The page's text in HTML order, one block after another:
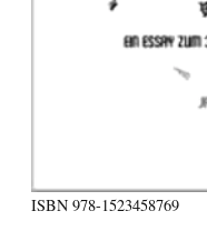
ISBN 978-1523458769